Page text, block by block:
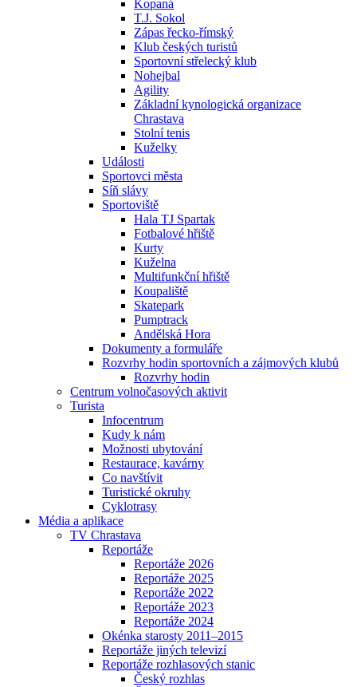
Kopaná
T.J. Sokol
Zápas řecko-římský
Klub českých turistů
Sportovní střelecký klub
Nohejbal
Agility
Základní kynologická organizace
Chrastava
Stolní tenis
Kuželky
Události
Sportovci města
Síň slávy
Sportoviště
Hala TJ Spartak
Fotbalové hřiště
Kurty
Kuželna
Multifunkční hřiště
Koupaliště
Skatepark
Pumptrack
Andělská Hora
Dokumenty a formuláře
Rozvrhy hodin sportovních a zájmových klubů
Rozvrhy hodin
Centrum volnočasových aktivit
Turista
Infocentrum
Kudy k nám
Možnosti ubytování
Restaurace, kavárny
Co navštívit
Turistické okruhy
Cyklotrasy
Média a aplikace
TV Chrastava
Reportáže
Reportáže 2026
Reportáže 2025
Reportáže 2022
Reportáže 2023
Reportáže 2024
Okénka starosty 2011–2015
Reportáže jiných televizí
Reportáže rozhlasových stanic
Český rozhlas